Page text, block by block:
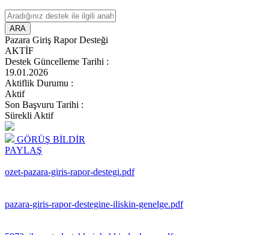
ARA
Pazara Giriş Rapor Desteği
AKTİF
Destek Güncelleme Tarihi :
19.01.2026
Aktiflik Durumu :
Aktif
Son Başvuru Tarihi :
Sürekli Aktif
GÖRÜŞ BİLDİR
PAYLAŞ
ozet-pazara-giris-rapor-destegi.pdf
pazara-giris-rapor-destegine-iliskin-genelge.pdf